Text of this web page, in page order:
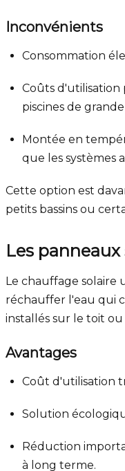
Inconvénients
Consommation
Coûts
piscines de
Montée en
que les systèmes
Cette option est
petits bassins ou
Les
Le chauffage solaire
réchauffer l'eau qui
installés sur le toit ou
Avantages
Coût d'utilisation
Solution
Réduction
à long terme.